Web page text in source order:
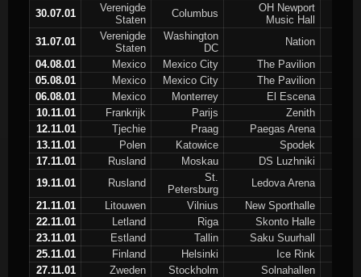
30.07.01
Verenigde
Staten
Columbus
OH Newport
Music Hall
31.07.01
Verenigde
Staten
Washington
DC
Nation
04.08.01
Mexico Mexico City
The Pavilion
05.08.01
Mexico Mexico City
The Pavilion
06.08.01
Mexico Monterrey
El Escena
10.11.01
Frankrijk Parijs
Zenith
12.11.01
Tjechie Praag
Paegas Arena
13.11.01
Polen Katowice
Spodek
17.11.01
Rusland Moskau
DS Luzhniki
19.11.01
Rusland
St.
Petersburg
Ledova Arena
21.11.01
Litouwen Vilnius
New Sporthalle
22.11.01
Letland Riga
Skonto Halle
23.11.01
Estland Tallin
Saku Suurhall
25.11.01
Finland Helsinki
Ice Rink
27.11.01
Zweden Stockholm
Solnahallen